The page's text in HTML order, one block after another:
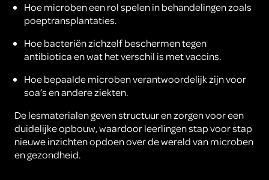
Hoe microben een rol spelen in behandelingen zoals
poeptransplantaties.
Hoe bacteriën zichzelf beschermen tegen
antibiotica en wat het verschil is met vaccins.
Hoe bepaalde microben verantwoordelijk zijn voor
soa’s en andere ziekten.
De lesmaterialen geven structuur en zorgen voor een
duidelijke opbouw, waardoor leerlingen stap voor stap
nieuwe inzichten opdoen over de wereld van microben
en gezondheid.